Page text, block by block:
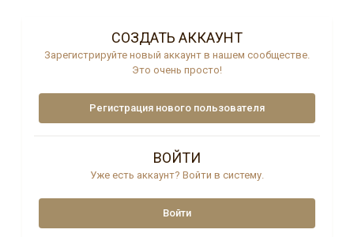
СОЗДАТЬ АККАУНТ
Зарегистрируйте новый аккаунт в нашем сообществе.
Это очень просто!
Регистрация нового пользователя
ВОЙТИ
Уже есть аккаунт? Войти в систему.
Войти